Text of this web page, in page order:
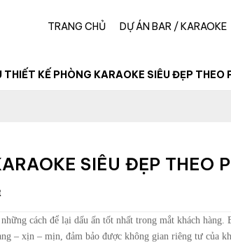
TRANG CHỦ DỰ ÁN BAR / KARAOKE
THIẾT KẾ PHÒNG KARAOKE SIÊU ĐẸP THEO
SIÊU ĐẸP THEO
cách để lại dấu ấn tốt nhất trong mắt khách
– xịn – mịn, đảm bảo được không gian riêng tư của